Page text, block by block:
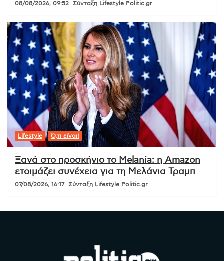
08/08/2026, 09:52 Σύνταξη Lifestyle Politic.gr
Lifestyle Ό,τι είναι!
Ξανά στο προσκήνιο το Melania: η Amazon
ετοιμάζει συνέχεια για τη Μελάνια Τραμπ
07/08/2026, 16:17 Σύνταξη Lifestyle Politic.gr